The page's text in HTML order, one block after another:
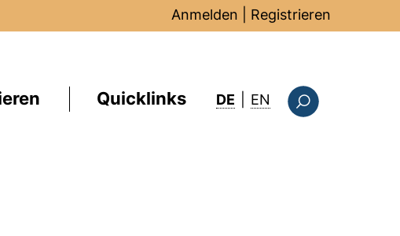
Anmelden Registrieren
Quicklinks DE EN : this page in